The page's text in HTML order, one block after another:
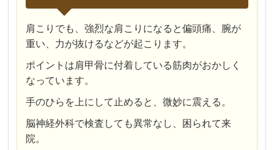
肩こりでも、強烈な肩こりになると偏頭痛、腕が
重い、力が抜けるなどが起こります。
ポイントは肩甲骨に付着している筋肉がおかしく
なっています。
手のひらを上にして止めると、微妙に震える。
脳神経外科で検査しても異常なし、困られて来
院。